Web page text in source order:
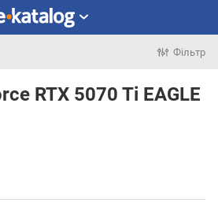
Фільтр
RTX 5070 Ti EAGLE